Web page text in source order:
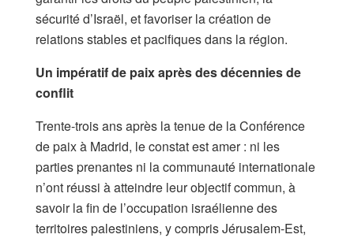
sécurité d’Israël, et favoriser la création de
relations stables et pacifiques dans la région.
Un impératif de paix après des décennies de
conflit
Trente-trois ans après la tenue de la Conférence
de paix à Madrid, le constat est amer : ni les
parties prenantes ni la communauté internationale
n’ont réussi à atteindre leur objectif commun, à
savoir la fin de l’occupation israélienne des
territoires palestiniens, y compris Jérusalem-Est,